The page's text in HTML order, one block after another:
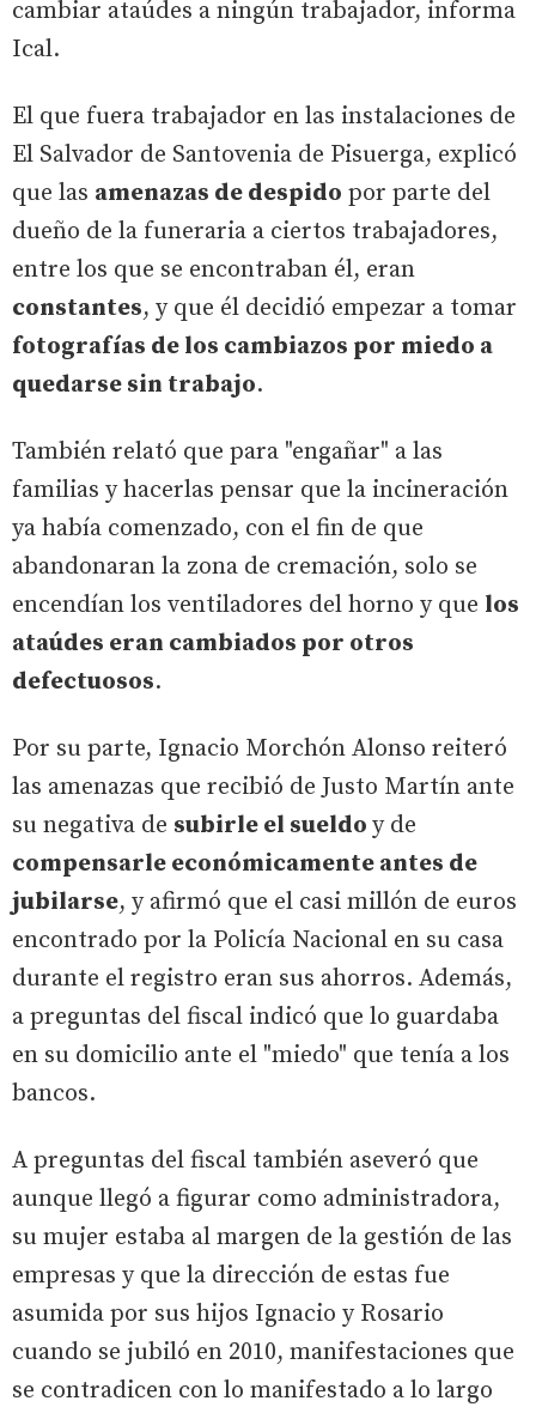
cambiar ataúdes a ningún trabajador, informa
Ical.
El que fuera trabajador en las instalaciones de
El Salvador de Santovenia de Pisuerga, explicó
que las amenazas de despido por parte del
dueño de la funeraria a ciertos trabajadores,
entre los que se encontraban él, eran
constantes, y que él decidió empezar a tomar
fotografías de los cambiazos por miedo a
quedarse sin trabajo.
También relató que para "engañar" a las
familias y hacerlas pensar que la incineración
ya había comenzado, con el fin de que
abandonaran la zona de cremación, solo se
encendían los ventiladores del horno y que los
ataúdes eran cambiados por otros
defectuosos.
Por su parte, Ignacio Morchón Alonso reiteró
las amenazas que recibió de Justo Martín ante
su negativa de subirle el sueldo y de
compensarle económicamente antes de
jubilarse, y afirmó que el casi millón de euros
encontrado por la Policía Nacional en su casa
durante el registro eran sus ahorros. Además,
a preguntas del fiscal indicó que lo guardaba
en su domicilio ante el "miedo" que tenía a los
bancos.
A preguntas del fiscal también aseveró que
aunque llegó a figurar como administradora,
su mujer estaba al margen de la gestión de las
empresas y que la dirección de estas fue
asumida por sus hijos Ignacio y Rosario
cuando se jubiló en 2010, manifestaciones que
se contradicen con lo manifestado a lo largo